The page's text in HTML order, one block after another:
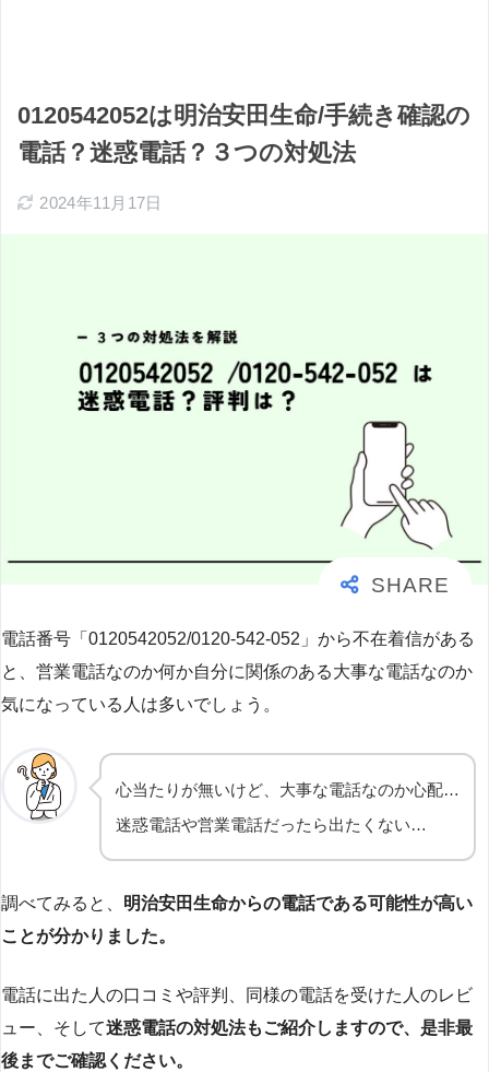
0120542052は明治安田生命/手続き確認の
電話？迷惑電話？３つの対処法
2024年11月17日
電話番号「0120542052/0120-542-052」から不在着信がある
と、営業電話なのか何か自分に関係のある大事な電話なのか
気になっている人は多いでしょう。
心当たりが無いけど、大事な電話なのか心配…
迷惑電話や営業電話だったら出たくない…
調べてみると、 明治安田生命からの電話である可能性が高い
ことが分かりました。
電話に出た人の口コミや評判、同様の電話を受けた人のレビ
ュー、そして迷惑電話の対処法もご紹介しますので、是非最
後までご確認ください。